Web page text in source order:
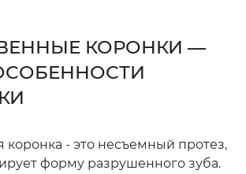
КОРОНКИ —
коронка - это несъемный протез,
форму разрушенного зуба.